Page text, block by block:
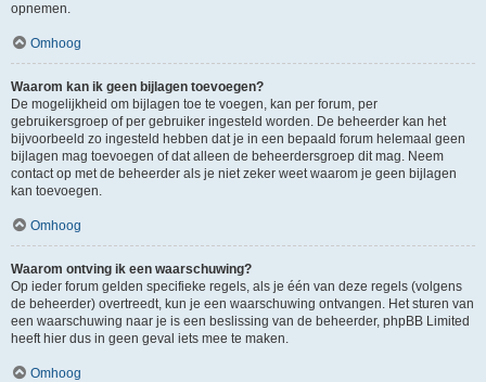
opnemen.
Omhoog
Waarom kan ik geen bijlagen toevoegen?
De mogelijkheid om bijlagen toe te voegen, kan per forum, per
gebruikersgroep of per gebruiker ingesteld worden. De beheerder kan het
bijvoorbeeld zo ingesteld hebben dat je in een bepaald forum helemaal geen
bijlagen mag toevoegen of dat alleen de beheerdersgroep dit mag. Neem
contact op met de beheerder als je niet zeker weet waarom je geen bijlagen
kan toevoegen.
Omhoog
Waarom ontving ik een waarschuwing?
Op ieder forum gelden specifieke regels, als je één van deze regels (volgens
de beheerder) overtreedt, kun je een waarschuwing ontvangen. Het sturen van
een waarschuwing naar je is een beslissing van de beheerder, phpBB Limited
heeft hier dus in geen geval iets mee te maken.
Omhoog